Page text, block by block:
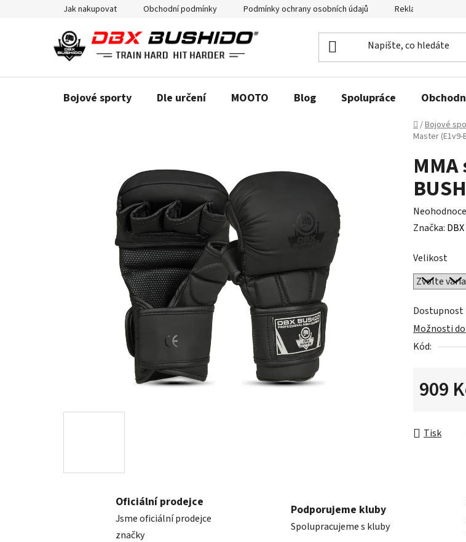
Jak nakupovat Obchodní podmínky Podmínky ochrany osobních údajů Reklamační řád a
Bojové sporty Dle určení MOOTO Blog Spolupráce
Domů
/Bojové
Master (E1v9-
Průměrné
hodnocení
je
0,0
z
5
hvězdiček.
Značka:
Velikost
Dostupnost
Možnosti
Kód:
909
Tisk
Oficiální prodejce
Jsme oficiální prodejce
značky
Podporujeme kluby
Spolupracujeme s kluby